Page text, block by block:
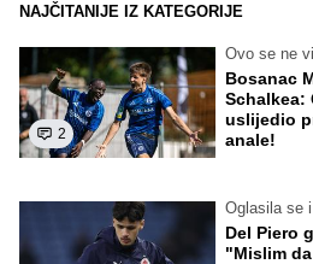
NAJČITANIJE IZ KATEGORIJE
2
Ovo se ne
Bosanac
Schalkea:
uslijedio
anale!
Oglasila se
Del Piero
"Mislim